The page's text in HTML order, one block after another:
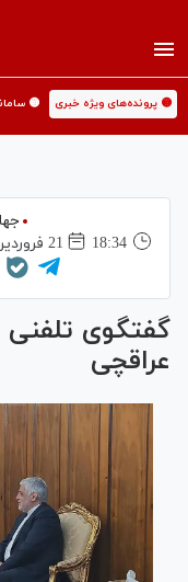
🟡 پرونده‌های ویژه خبری 🟡
18:34
21 فروردين 1405
گفتگوی تلفنی
عراقچی